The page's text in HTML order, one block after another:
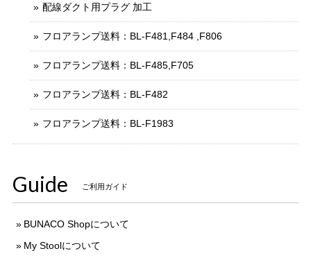
配線ダクト用プラグ 加工
フロアランプ送料：BL-F481,F484 ,F806
フロアランプ送料：BL-F485,F705
フロアランプ送料：BL-F482
フロアランプ送料：BL-F1983
Guide ご利用ガイド
BUNACO Shopについて
My Stoolについて